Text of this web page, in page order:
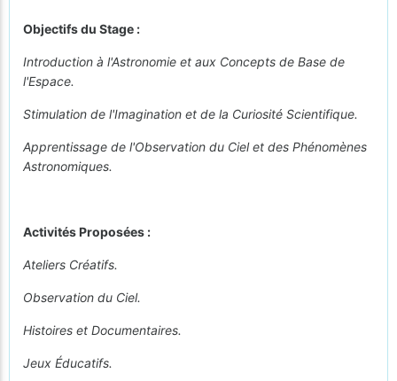
Objectifs du Stage :
Introduction à l'Astronomie et aux Concepts de Base de
l'Espace.
Stimulation de l'Imagination et de la Curiosité Scientifique.
Apprentissage de l'Observation du Ciel et des Phénomènes
Astronomiques.
Activités Proposées :
Ateliers Créatifs.
Observation du Ciel.
Histoires et Documentaires.
Jeux Éducatifs.